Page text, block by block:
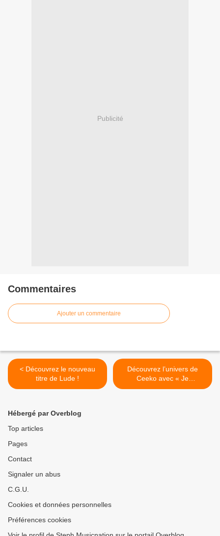
Publicité
Commentaires
Ajouter un commentaire
< Découvrez le nouveau
titre de Lude !
Découvrez l’univers de
Ceeko avec « Je
T’Appartiendrai » ! >
Hébergé par Overblog
Top articles
Pages
Contact
Signaler un abus
C.G.U.
Cookies et données personnelles
Préférences cookies